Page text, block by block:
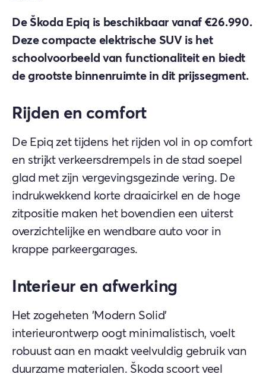
De Škoda Epiq is beschikbaar vanaf €26.990.
Deze compacte elektrische SUV is het
schoolvoorbeeld van functionaliteit en biedt
de grootste binnenruimte in dit prijssegment.
Rijden en comfort
De Epiq zet tijdens het rijden vol in op comfort
en strijkt verkeersdrempels in de stad soepel
glad met zijn vergevingsgezinde vering. De
indrukwekkend korte draaicirkel en de hoge
zitpositie maken het bovendien een uiterst
overzichtelijke en wendbare auto voor in
krappe parkeergarages.
Interieur en afwerking
Het zogeheten 'Modern Solid'
interieurontwerp oogt minimalistisch, voelt
robuust aan en maakt veelvuldig gebruik van
duurzame materialen. Škoda scoort veel